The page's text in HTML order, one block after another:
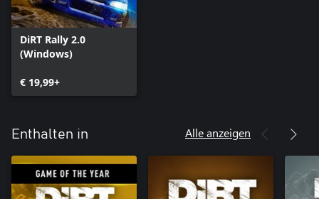
DiRT Rally 2.0
(Windows)
€ 19,99+
Enthalten in Alle anzeigen